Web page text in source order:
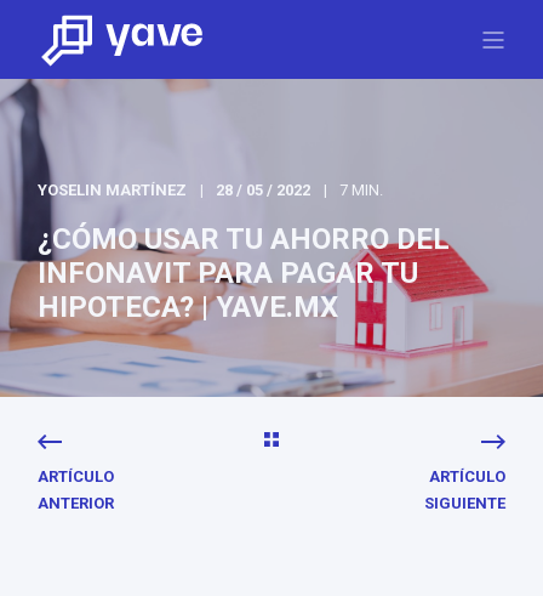
YOSELIN MARTÍNEZ 28 / 05 / 2022 7 MIN.
¿CÓMO USAR TU AHORRO DEL
INFONAVIT PARA PAGAR TU
HIPOTECA? | YAVE.MX
ARTÍCULO
ANTERIOR
ARTÍCULO
SIGUIENTE